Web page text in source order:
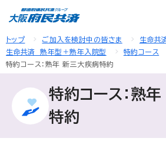
トップ ご加入を検討中の皆さま
生命共
生命共済 熟年型＋熟年入院型
特約コース
特約コース：熟年 新三大疾病特約
特約コース：熟
特約